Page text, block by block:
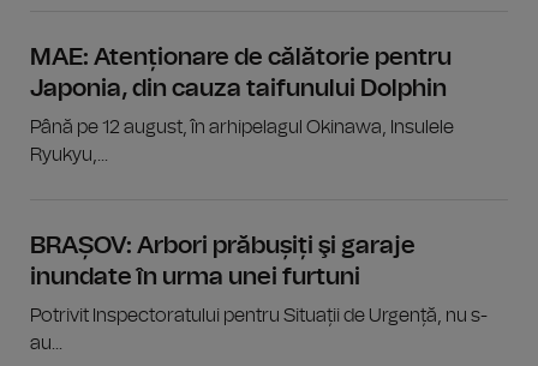
MAE: Atenționare de călătorie pentru
Japonia, din cauza taifunului Dolphin
Până pe 12 august, în arhipelagul Okinawa, Insulele
Ryukyu,...
BRAȘOV: Arbori prăbușiți şi garaje
inundate în urma unei furtuni
Potrivit Inspectoratului pentru Situații de Urgență, nu s-
au...